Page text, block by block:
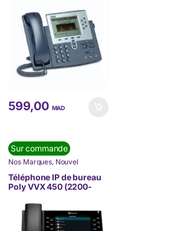
599,00 MAD
Sur commande
Nos Marques, Nouvel
,POLY
COMMUNICATION,
TÉLÉPHONIE,Téléphonie IP
(VoIP)
Téléphone IP de bureau
Poly VVX 450 (2200-